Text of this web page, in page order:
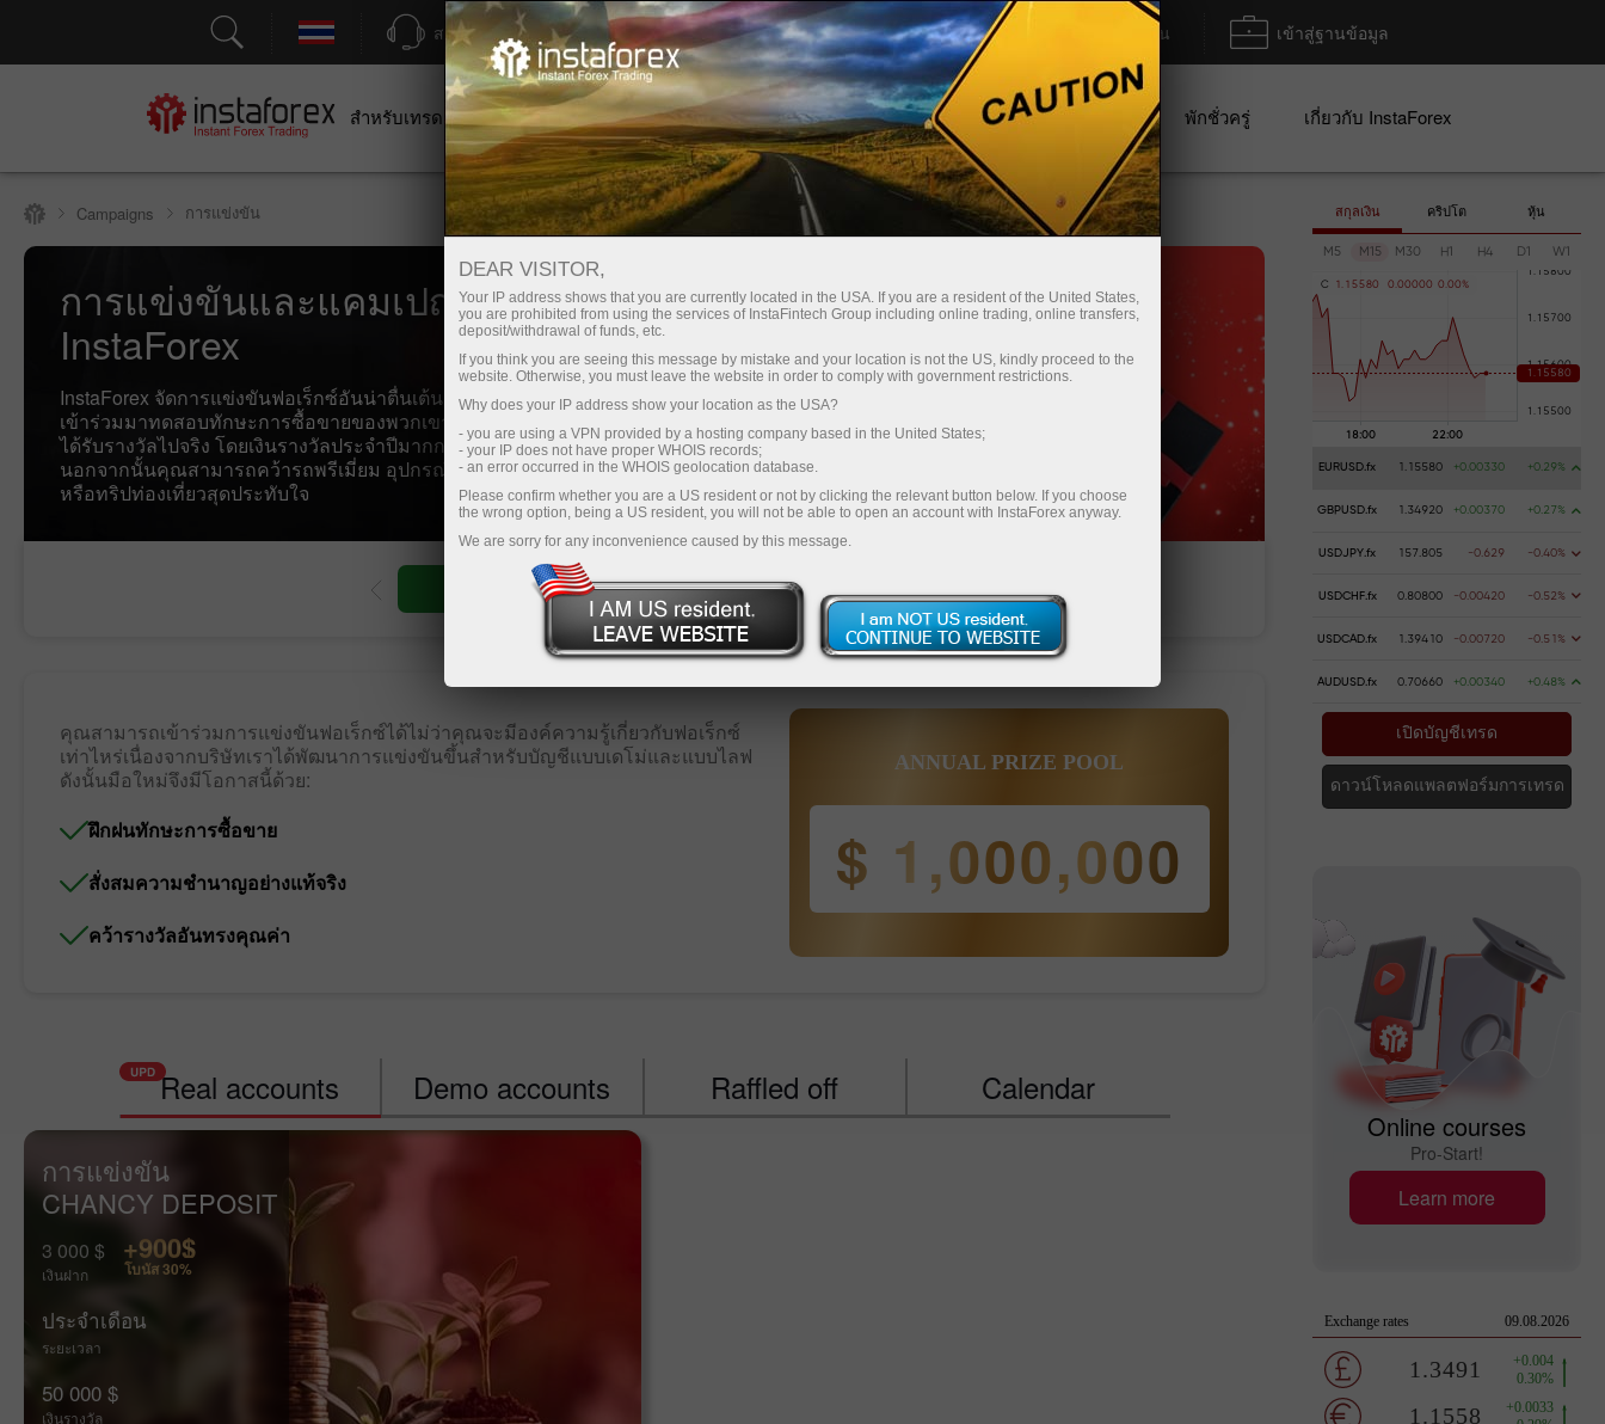
สนับสนุน เปิดบัญชีเทรดทันที แพลตฟอร์มการเทรด ฝาก/ถอน เข้าสู่ฐานข้อมูล
สำหรับเทรดเดอร์ สำหรับผู้เริ่มต้นใหม่ สำหรับนักลงทุน สำหรับหุ้นส่วน แคมเปญ พักชั่วครู่ เกี่ยวกับ InstaForex
Campaigns การแข่งขัน
การแข่งขันและแคมเปญจากทาง
InstaForex
InstaForex จัดการแข่งขันฟอเร็กซ์อันน่าตื่นเต้นอยู่เป็นประจำเพื่อให้ผู้
เข้าร่วมมาทดสอบทักษะการซื้อขายของพวกเขา ผู้ชนะการแข่งขันจะ
ได้รับรางวัลไปจริง โดยเงินรางวัลประจำปีมากกว่า 500,000ดอลลาร์!
นอกจากนั้นคุณสามารถคว้ารถพรีเมี่ยม อุปกรณ์ติดต่อสื่อสารรุ่นใหม่
หรือทริปท่องเที่ยวสุดประทับใจ
เปิดบัญชีเดโม่ การฝากเงิน การถ
คุณสามารถเข้าร่วมการแข่งขันฟอเร็กซ์ได้ไม่ว่าคุณจะมีองค์ความรู้เกี่ยวกับฟอเร็กซ์
เท่าไหร่เนื่องจากบริษัทเราได้พัฒนาการแข่งขันขึ้นสำหรับบัญชีแบบเดโม่และแบบไลฟ
ดังนั้นมือใหม่จึงมีโอกาสนี้ด้วย:
ฝึกฝนทักษะการซื้อขาย
สั่งสมความชำนาญอย่างแท้จริง
คว้ารางวัลอันทรงคุณค่า
ANNUAL PRIZE POOL
$ 1,000,000
Real accounts Demo accounts Raffled off Calendar
การแข่งขัน
CHANCY DEPOSIT
3 000 $
เงินฝาก
+900$
โบนัส 30%
ประจำเดือน
ระยะเวลา
50 000 $
เงินรางวัล
สกุลเงิน คริปโต หุ้น
M5 M15 M30 H1 H4 D1 W1
C 1 . 1 5580 0 .00000 0 .00%
EURUSD.fx 1.15580 +0.00330 +0.29%
GBPUSD.fx 1.34920 +0.00370 +0.27%
USDJPY.fx 157.805 -0.629 -0.40%
USDCHF.fx 0.80800 -0.00420 -0.52%
USDCAD.fx 1.39410 -0.00720 -0.51%
AUDUSD.fx 0.70660 +0.00340 +0.48%
เปิดบัญชีเทรด
ดาวน์โหลดแพลตฟอร์มการเทรด
Online courses
Pro-Start!
Learn more
DEAR VISITOR,
Your IP address shows that you are currently located in the USA. If you are a resident of the United States,
you are prohibited from using the services of InstaFintech Group including online trading, online transfers,
deposit/withdrawal of funds, etc.
If you think you are seeing this message by mistake and your location is not the US, kindly proceed to the
website. Otherwise, you must leave the website in order to comply with government restrictions.
Why does your IP address show your location as the USA?
- you are using a VPN provided by a hosting company based in the United States;
- your IP does not have proper WHOIS records;
- an error occurred in the WHOIS geolocation database.
Please confirm whether you are a US resident or not by clicking the relevant button below. If you choose
the wrong option, being a US resident, you will not be able to open an account with InstaForex anyway.
We are sorry for any inconvenience caused by this message.